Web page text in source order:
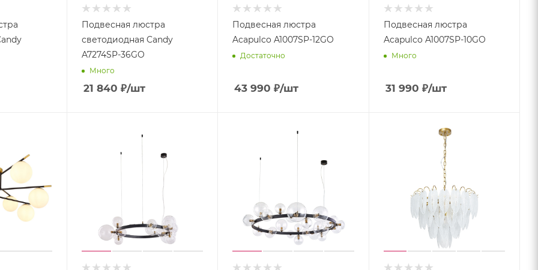
Подвесная люстра
светодиодная Candy
A7274SP-36GO
Много
21 840 ₽/шт
Подвесная люстра
Acapulco A1007SP-12GO
Достаточно
43 990 ₽/шт
Подвесная люстра
Acapulco A1007SP-10GO
Много
31 990 ₽/шт